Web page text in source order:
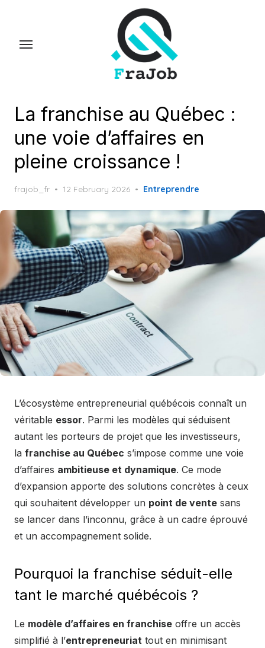
La franchise au Québec :
une voie d’affaires en
pleine croissance !
frajob_fr
Posted
12 February 2026 Entreprendre
L’écosystème entrepreneurial québécois connaît un
véritable essor. Parmi les modèles qui séduisent
autant les porteurs de projet que les investisseurs,
la franchise au Québec s’impose comme une voie
d’affaires ambitieuse et dynamique. Ce mode
d’expansion apporte des solutions concrètes à ceux
qui souhaitent développer un point de vente sans
se lancer dans l’inconnu, grâce à un cadre éprouvé
et un accompagnement solide.
Pourquoi la franchise séduit-elle
tant le marché québécois ?
Le modèle d’affaires en franchise offre un accès
simplifié à l’entrepreneuriat tout en minimisant